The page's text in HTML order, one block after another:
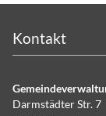
Kontakt
Darmstädter Str. 7